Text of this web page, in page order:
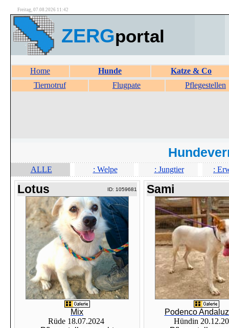
Freitag, 07.08.2026 11:42
ZERGportal
Home Hunde
Katze & Co
Tiernotruf
Flugpate Pflegestellen
ALLE : Welpe : Jungtier :
Lotus ID: 1059681
Mix
Rüde 18.07.2024
Sami
Podenco
Hündin